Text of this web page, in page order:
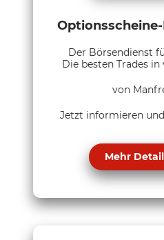
Der Börsendienst
Die besten Trades
von
Jetzt informieren
Mehr